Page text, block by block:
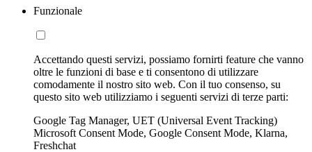
Funzionale
Accettando questi servizi, possiamo fornirti feature che vanno
oltre le funzioni di base e ti consentono di utilizzare
comodamente il nostro sito web. Con il tuo consenso, su
questo sito web utilizziamo i seguenti servizi di terze parti:
Google Tag Manager, UET (Universal Event Tracking)
Microsoft Consent Mode, Google Consent Mode, Klarna,
Freshchat